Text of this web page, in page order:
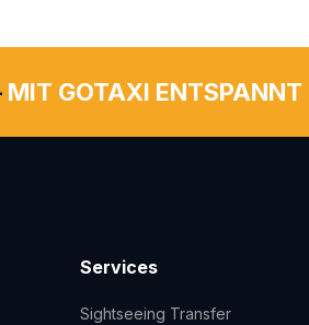
MIT GOTAXI ENTSPANNT
Services
Sightseeing Transfer